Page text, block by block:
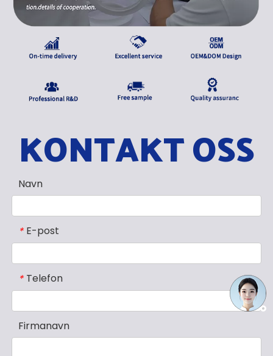
KONTAKT OSS
Navn
* E-post
* Telefon
Firmanavn